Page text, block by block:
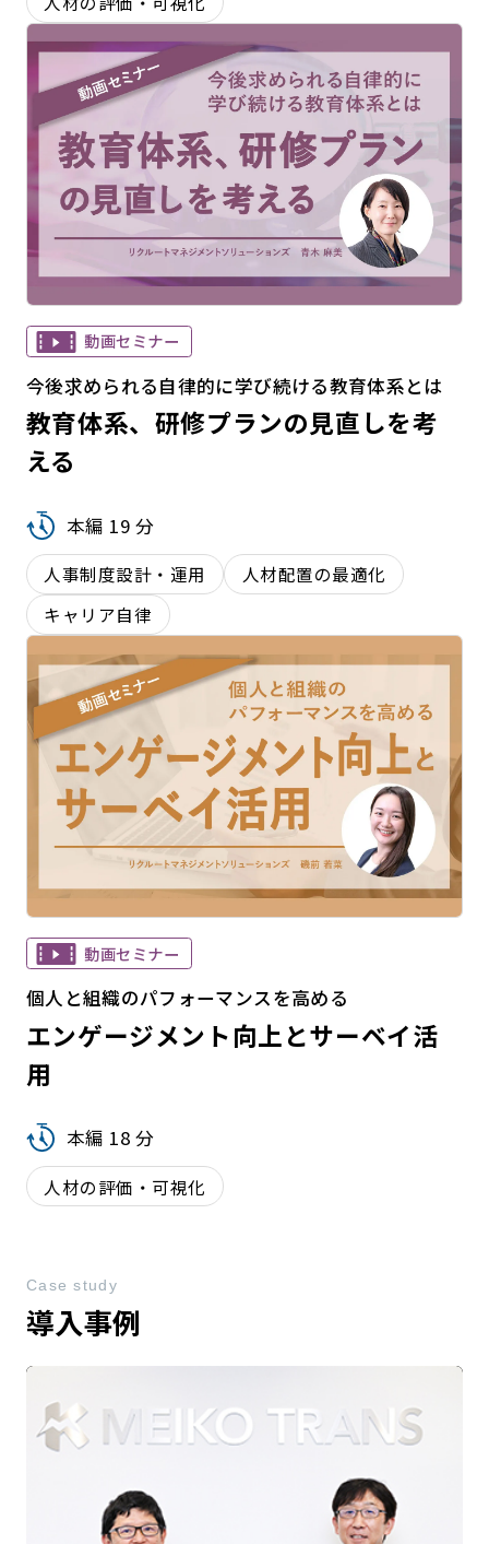
動画セミナー
今後求められる自律的に学び続ける教育体系とは
教育体系、研修プランの見直しを考
える
本編 19 分
人事制度設計・運用
人材配置の最適化
キャリア自律
動画セミナー
個人と組織のパフォーマンスを高める
エンゲージメント向上とサーベイ活
用
本編 18 分
人材の評価・可視化
導入事例
Case study